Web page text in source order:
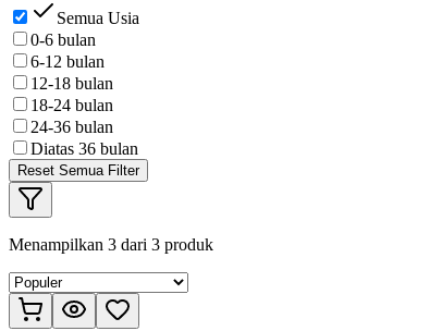
Semua Usia
0-6 bulan
6-12 bulan
12-18 bulan
18-24 bulan
24-36 bulan
Diatas 36 bulan
Reset Semua Filter
Menampilkan 3 dari 3 produk